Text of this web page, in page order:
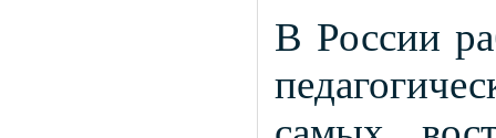
В России